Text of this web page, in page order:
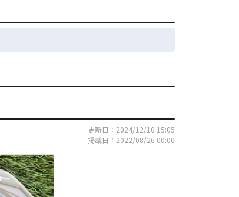
更新日：2024/12/10 15:05
掲載日：2022/08/26 00:00